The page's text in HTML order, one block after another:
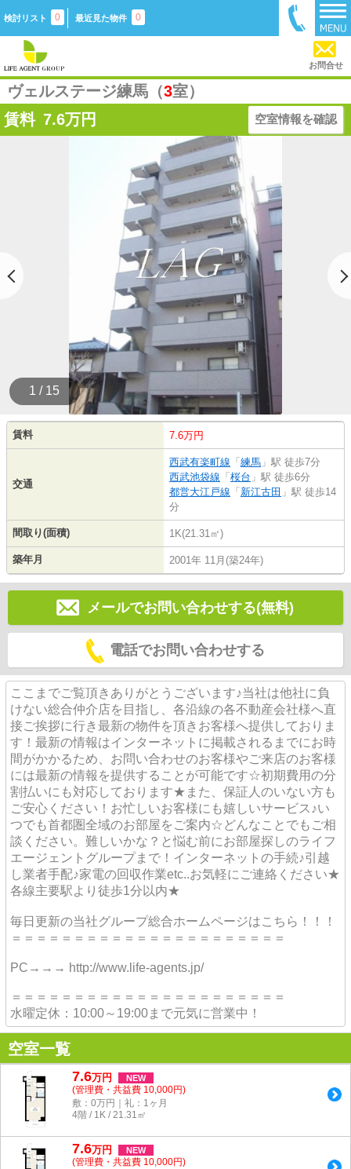
検討リスト 0 最近見た物件 0
お問合せ
ヴェルステージ練馬（3室）
賃料 7.6万円 空室情報を確認
1 / 15
賃料 7.6万円
交通
西武有楽町線 「 練馬 」駅 徒歩7分
西武池袋線 「 桜台 」駅 徒歩6分
都営大江戸線 「 新江古田 」駅 徒歩14
分
間取り(面積) 1K(21.31㎡)
築年月 2001年 11月(築24年)
メールでお問い合わせする(無料)
電話でお問い合わせする
ここまでご覧頂きありがとうございます♪当社は他社に負
けない総合仲介店を目指し、各沿線の各不動産会社様へ直
接ご挨拶に行き最新の物件を頂きお客様へ提供しておりま
す！最新の情報はインターネットに掲載されるまでにお時
間がかかるため、お問い合わせのお客様やご来店のお客様
には最新の情報を提供することが可能です☆初期費用の分
割払いにも対応しております★また、保証人のいない方も
ご安心ください！お忙しいお客様にも嬉しいサービス♪い
つでも首都圏全域のお部屋をご案内☆どんなことでもご相
談ください。難しいかな？と悩む前にお部屋探しのライフ
エージェントグループまで！インターネットの手続♪引越
し業者手配♪家電の回収作業etc..お気軽にご連絡ください★
各線主要駅より徒歩1分以内★
毎日更新の当社グループ総合ホームページはこちら！！！
＝＝＝＝＝＝＝＝＝＝＝＝＝＝＝＝＝＝＝＝＝＝
PC→→→ http://www.life-agents.jp/
＝＝＝＝＝＝＝＝＝＝＝＝＝＝＝＝＝＝＝＝＝＝
水曜定休：10:00～19:00まで元気に営業中！
空室一覧
7.6万円 NEW
(管理費・共益費 10,000円)
敷：0万円｜礼：1ヶ月
4階 / 1K / 21.31㎡
7.6万円 NEW
(管理費・共益費 10,000円)